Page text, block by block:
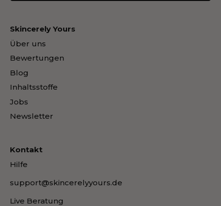
Skincerely Yours
Über uns
Bewertungen
Blog
Inhaltsstoffe
Jobs
Newsletter
Kontakt
Hilfe
support@skincerelyyours.de
Live Beratung